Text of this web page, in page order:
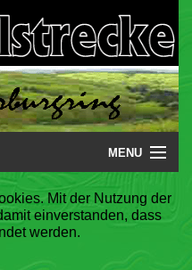
MENU
Mit der Nutzung der
einverstanden, dass
werden.